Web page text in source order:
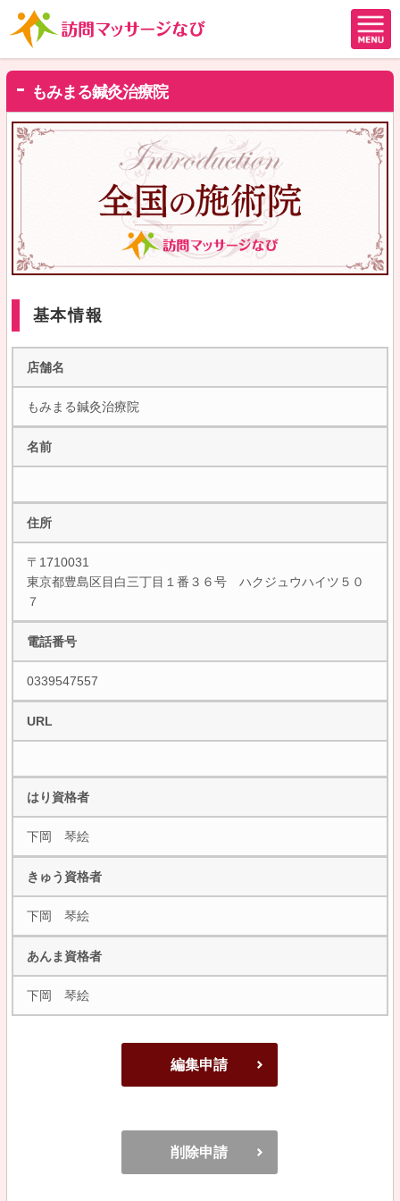
もみまる鍼灸治療院
基本情報
店舗名
もみまる鍼灸治療院
名前
住所
〒1710031
東京都豊島区目白三丁目１番３６号 ハクジュウハイツ５０
７
電話番号
0339547557
URL
はり資格者
下岡 琴絵
きゅう資格者
下岡 琴絵
あんま資格者
下岡 琴絵
編集申請
削除申請